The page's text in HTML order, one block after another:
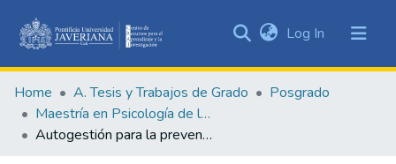
&
Collections
All of DSpace
Log In (current)
Home A. Tesis y Trabajos de Grado
Posgrado
Maestría en Psicología de la Salud
Autogestión para la prevención en salud mental en estudiantes de una universidad de Popayán